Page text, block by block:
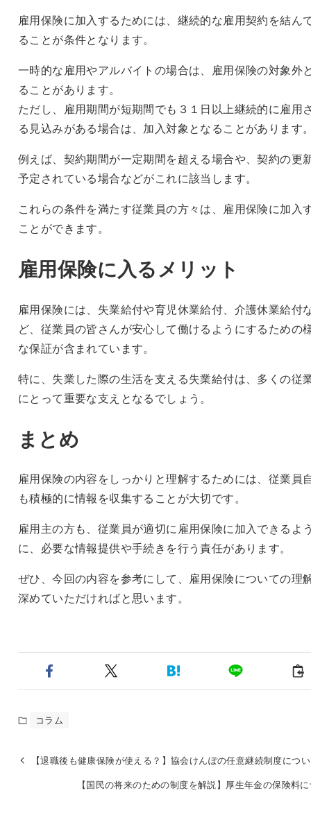
雇用保険に加入するためには、継続的な雇用契約を結ん
ることが条件となります。
一時的な雇用やアルバイトの場合は、雇用保険の対象外
ることがあります。
ただし、雇用期間が短期間でも３１日以上継続的に雇用
る見込みがある場合は、加入対象となることがあります
例えば、契約期間が一定期間を超える場合や、契約の更
予定されている場合などがこれに該当します。
これらの条件を満たす従業員の方々は、雇用保険に加入
ことができます。
雇用保険に入るメリット
雇用保険には、失業給付や育児休業給付、介護休業給付
ど、従業員の皆さんが安心して働けるようにするための
な保証が含まれています。
特に、失業した際の生活を支える失業給付は、多くの従
にとって重要な支えとなるでしょう。
まとめ
雇用保険の内容をしっかりと理解するためには、従業員
も積極的に情報を収集することが大切です。
雇用主の方も、従業員が適切に雇用保険に加入できるよ
に、必要な情報提供や手続きを行う責任があります。
ぜひ、今回の内容を参考にして、雇用保険についての理
深めていただければと思います。
コラム
【退職後も健康保険が使える？】協会けんぽの任意継続制度につ
【国民の将来のための制度を解説】厚生年金の保険料